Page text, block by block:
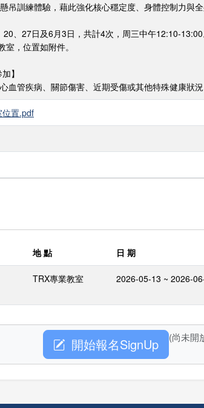
吊訓練體驗，藉此強化核心穩定度、身體控制力與全
、27日及6月3日，共計4次，周三中午12:10-13:00
，位置如附件。
】
血管疾病、關節傷害、近期受傷或其他特殊健康狀
置.pdf
地 點 日 期
TRX專業教室 2026-05-13 ~ 2026-
開始報名SignUp (尚未開